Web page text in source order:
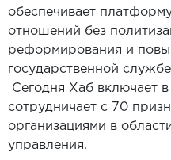
обеспечивает
отношений без
реформирования и
государственной
Сегодня Хаб включает
сотрудничает с 70
организациями в
управления.